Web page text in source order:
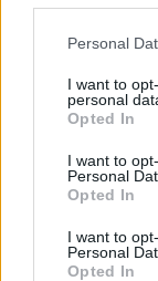
Personal
I want to
personal
Opted In
I want to
Personal
Opted In
I want to
Personal
Opted In